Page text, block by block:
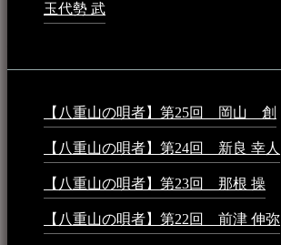
玉代勢 武
【八重山の唄者】第25回 岡山 創
【八重山の唄者】第24回 新良 幸人
【八重山の唄者】第23回 那根 操
【八重山の唄者】第22回 前津 伸弥